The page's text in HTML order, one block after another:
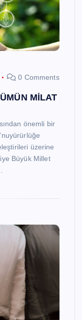
0 Comments
MİLAT
önemli bir
üzerine
Büyük Millet